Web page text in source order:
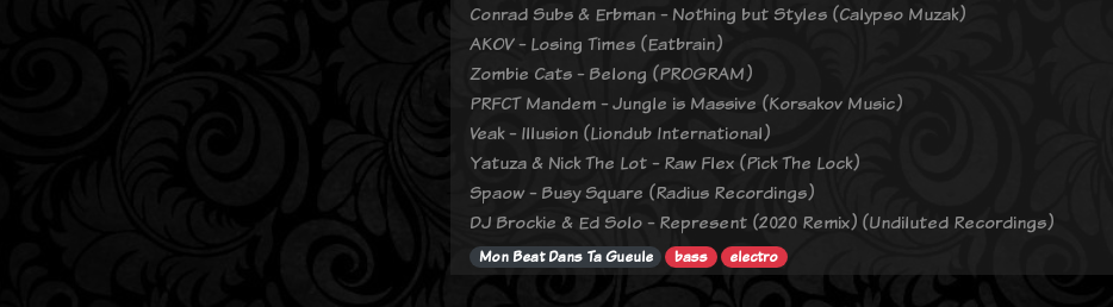
Conrad Subs & Erbman - Nothing but Styles (Calypso Muzak)
AKOV - Losing Times (Eatbrain)
Zombie Cats - Belong (PROGRAM)
PRFCT Mandem - Jungle is Massive (Korsakov Music)
Veak - Illusion (Liondub International)
Yatuza & Nick The Lot - Raw Flex (Pick The Lock)
Spaow - Busy Square (Radius Recordings)
DJ Brockie & Ed Solo - Represent (2020 Remix) (Undiluted Recordings)
Mon Beat Dans Ta Gueule bass electro